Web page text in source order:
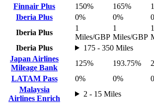
Finnair Plus 150% 165%
Iberia Plus
0% 0%
Iberia Plus
1
Miles/GBP
1
Miles/GBP
1
Iberia Plus
175 - 350 Miles
Japan Airlines
Mileage Bank
125% 193.75%
LATAM Pass
0% 0%
Malaysia
Airlines Enrich
2 - 15 Miles